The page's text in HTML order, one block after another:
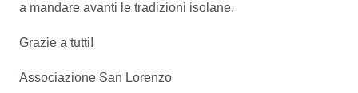
a mandare avanti le tradizioni isolane.
Grazie a tutti!
Associazione San Lorenzo